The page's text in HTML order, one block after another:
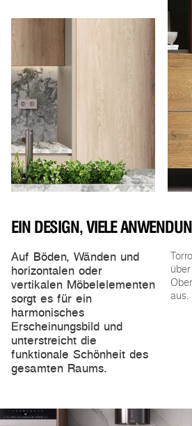
EIN DESIGN, VIELE
Auf Böden, Wänden und
horizontalen oder
vertikalen Möbelelementen
sorgt es für ein
harmonisches
Erscheinungsbild und
unterstreicht die
funktionale Schönheit des
gesamten Raums.
aus.